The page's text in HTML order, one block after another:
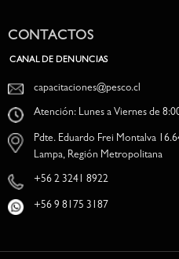
CONTACTOS
CANAL DE DENUNCIAS
capacitaciones@pesco.cl
Atención: Lunes a Viernes de
Pdte. Eduardo Frei Montalva
Lampa, Región Metropolitana
+56 2 3241 8922
+56 9 8175 3187